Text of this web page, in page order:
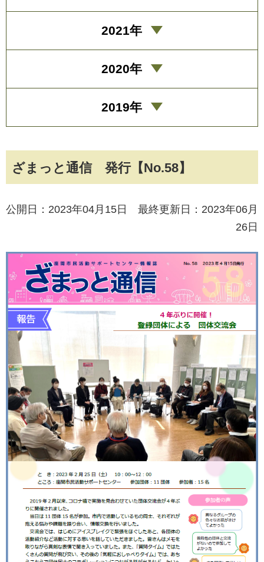
ざまっと通信 発行【No.58】
公開日：2023年04月15日 最終更新日：2023年06月
26日
2021年
2020年
2019年